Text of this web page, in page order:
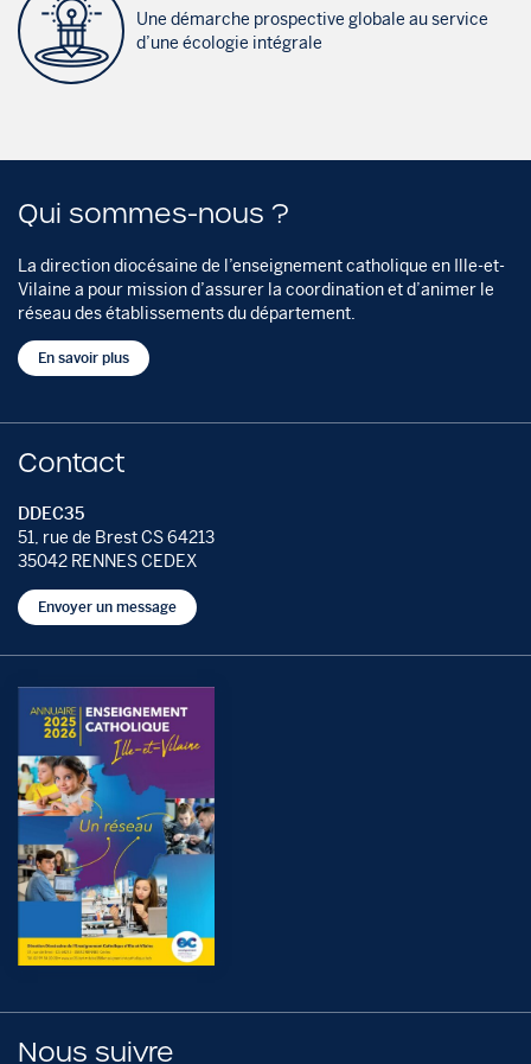
Une démarche prospective globale au service
d’une écologie intégrale
Qui sommes-nous ?
La direction diocésaine de l’enseignement catholique en Ille-et-
Vilaine a pour mission d’assurer la coordination et d’animer le
réseau des établissements du département.
En savoir plus
Contact
DDEC35
51, rue de Brest CS 64213
35042 RENNES CEDEX
Envoyer un message
Nous suivre